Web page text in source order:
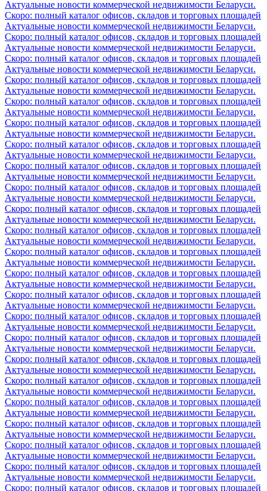
Актуальные новости коммерческой недвижимости Беларуси.
Скоро: полный каталог офисов, складов и торговых площадей
Актуальные новости коммерческой недвижимости Беларуси.
Скоро: полный каталог офисов, складов и торговых площадей
Актуальные новости коммерческой недвижимости Беларуси.
Скоро: полный каталог офисов, складов и торговых площадей
Актуальные новости коммерческой недвижимости Беларуси.
Скоро: полный каталог офисов, складов и торговых площадей
Актуальные новости коммерческой недвижимости Беларуси.
Скоро: полный каталог офисов, складов и торговых площадей
Актуальные новости коммерческой недвижимости Беларуси.
Скоро: полный каталог офисов, складов и торговых площадей
Актуальные новости коммерческой недвижимости Беларуси.
Скоро: полный каталог офисов, складов и торговых площадей
Актуальные новости коммерческой недвижимости Беларуси.
Скоро: полный каталог офисов, складов и торговых площадей
Актуальные новости коммерческой недвижимости Беларуси.
Скоро: полный каталог офисов, складов и торговых площадей
Актуальные новости коммерческой недвижимости Беларуси.
Скоро: полный каталог офисов, складов и торговых площадей
Актуальные новости коммерческой недвижимости Беларуси.
Скоро: полный каталог офисов, складов и торговых площадей
Актуальные новости коммерческой недвижимости Беларуси.
Скоро: полный каталог офисов, складов и торговых площадей
Актуальные новости коммерческой недвижимости Беларуси.
Скоро: полный каталог офисов, складов и торговых площадей
Актуальные новости коммерческой недвижимости Беларуси.
Скоро: полный каталог офисов, складов и торговых площадей
Актуальные новости коммерческой недвижимости Беларуси.
Скоро: полный каталог офисов, складов и торговых площадей
Актуальные новости коммерческой недвижимости Беларуси.
Скоро: полный каталог офисов, складов и торговых площадей
Актуальные новости коммерческой недвижимости Беларуси.
Скоро: полный каталог офисов, складов и торговых площадей
Актуальные новости коммерческой недвижимости Беларуси.
Скоро: полный каталог офисов, складов и торговых площадей
Актуальные новости коммерческой недвижимости Беларуси.
Скоро: полный каталог офисов, складов и торговых площадей
Актуальные новости коммерческой недвижимости Беларуси.
Скоро: полный каталог офисов, складов и торговых площадей
Актуальные новости коммерческой недвижимости Беларуси.
Скоро: полный каталог офисов, складов и торговых площадей
Актуальные новости коммерческой недвижимости Беларуси.
Скоро: полный каталог офисов, складов и торговых площадей
Актуальные новости коммерческой недвижимости Беларуси.
Скоро: полный каталог офисов, складов и торговых площадей